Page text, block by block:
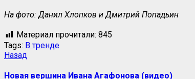
На фото: Данил Хлопков и Дмитрий Попадьин
Материал прочитали: 845
Tags: В тренде
Назад
Новая вершина Ивана Агафонова (видео)